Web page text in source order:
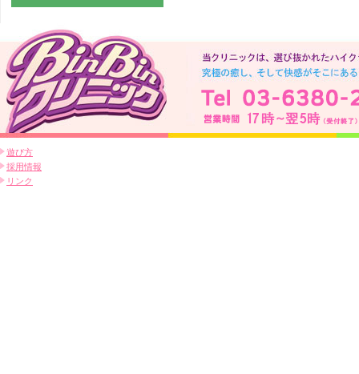
遊び方
採用情報
リンク